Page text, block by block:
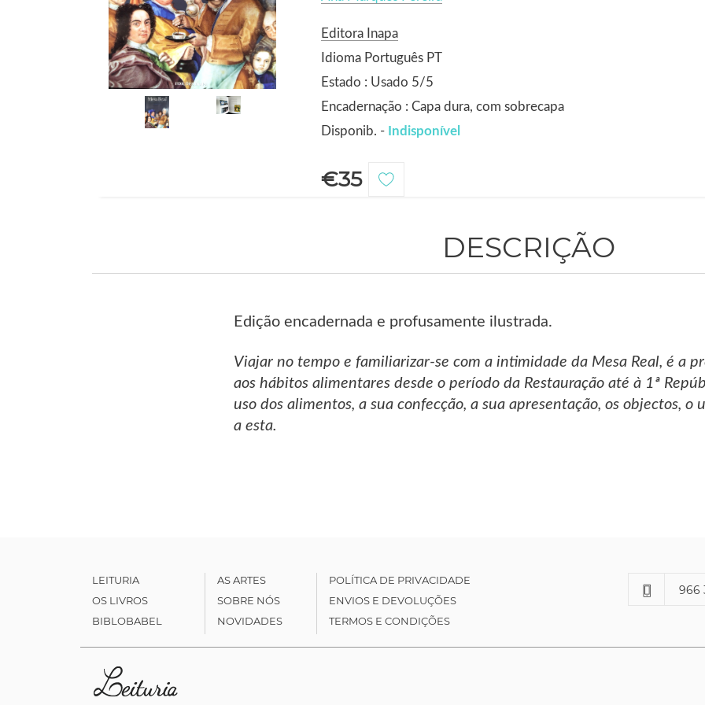
Editora Inapa
Idioma Português PT
Estado : Usado 5/5
Encadernação : Capa dura, com sobrecapa
Disponib. - Indisponível
€35
DESCRIÇÃO
Edição encadernada e profusamente ilustrada.
Viajar no tempo e familiarizar-se com a intimidade da Mesa Real, é a
aos hábitos alimentares desde o período da Restauração até à 1ª
uso dos alimentos, a sua confecção, a sua apresentação, os objectos,
a esta.
LEITURIA
OS LIVROS
BIBLOBABEL
AS ARTES
SOBRE NÓS
NOVIDADES
POLÍTICA DE PRIVACIDADE
ENVIOS E DEVOLUÇÕES
TERMOS E CONDIÇÕES
966